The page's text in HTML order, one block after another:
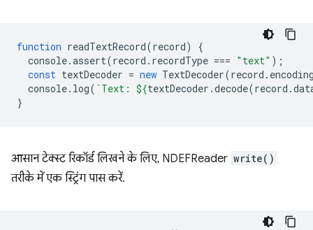
function readTextRecord(record)
{
console.assert(record . recordType === "text" );
const textDecoder = new TextDecoder(record .
console. log( `Text: ${textDecoder .decode(record .
}
आसान टेक्स्ट रिकॉर्ड लिखने के लिए, NDEFReader write()
तरीके में एक स्ट्रिंग पास करें.